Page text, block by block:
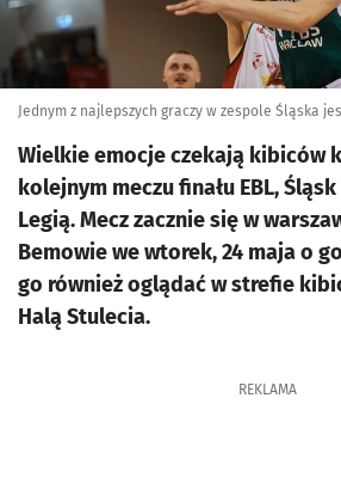
Jednym z najlepszych graczy w zespole Śląska
Wielkie emocje czekają kibiców
kolejnym meczu finału EBL,
Legią. Mecz zacznie się w
Bemowie we wtorek, 24 maja o
go również oglądać w strefie
Halą Stulecia.
REKLAMA